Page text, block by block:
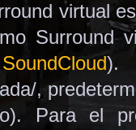
virtual
Surround
SoundCloud).
,
Para el